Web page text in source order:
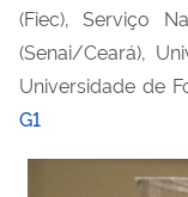
(Fiec), Serviço
(Senai/Ceará),
Universidade de
G1